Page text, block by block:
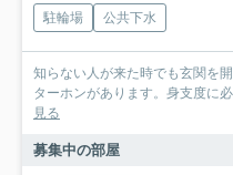
駐輪場 公共下水
知らない人が来た時でも玄関を
ターホンがあります。身支度に
見る
募集中の部屋